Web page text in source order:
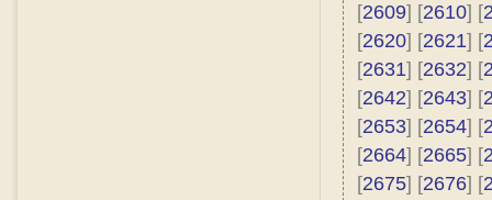
[2609] [2610] [
[2620] [2621] [
[2631] [2632] [
[2642] [2643] [
[2653] [2654] [
[2664] [2665] [
[2675] [2676] [